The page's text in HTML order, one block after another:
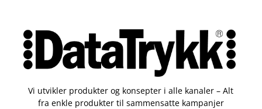
Vi utvikler produkter og konsepter i alle kanaler – Alt
fra enkle produkter til sammensatte kampanjer